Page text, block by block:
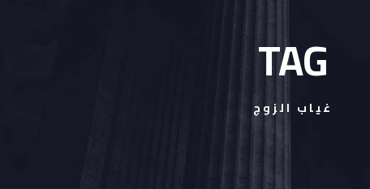
TAG
غياب الزوج